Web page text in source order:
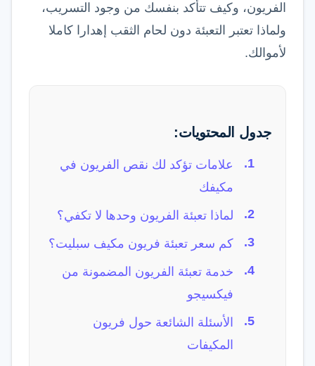
الفريون، وكيف تتأكد بنفسك من وجود التسريب،
ولماذا تعتبر التعبئة دون لحام الثقب إهدارا كاملا
لأموالك.
جدول المحتويات:
علامات تؤكد لك نقص الفريون في
مكيفك
لماذا تعبئة الفريون وحدها لا تكفي؟
كم سعر تعبئة فريون مكيف سبليت؟
خدمة تعبئة الفريون المضمونة من
فيكسيجو
الأسئلة الشائعة حول فريون
المكيفات